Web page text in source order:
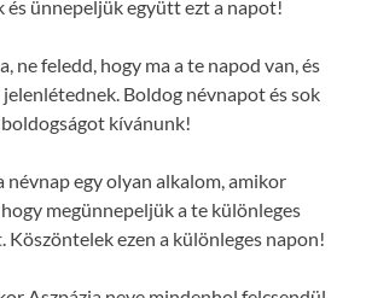
és ünnepeljük együtt ezt a napot!
ne feledd, hogy ma a te napod van, és
Boldog névnapot és sok
boldogságot kívánunk!
névnap egy olyan alkalom, amikor
megünnepeljük a te különleges
Köszöntelek ezen a különleges napon!